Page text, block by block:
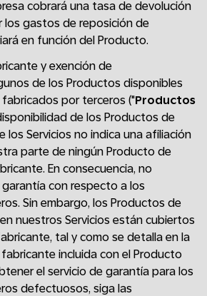
cobrará una tasa de devolución
los gastos de reposición de
en función del Producto.
y exención de
de los Productos disponibles
fabricados por terceros ("Productos
de los Productos de
los Servicios no indica una afiliación
parte de ningún Producto de
En consecuencia, no
con respecto a los
Sin embargo, los Productos de
nuestros Servicios están cubiertos
tal y como se detalla en la
incluida con el Producto
el servicio de garantía para los
defectuosos, siga las